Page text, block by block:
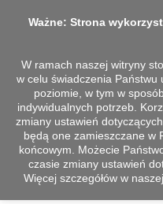
Koszyk (pusty)
Ważne: Strona
W ramach naszej witryny
w celu świadczenia Państwu
poziomie, w tym w
indywidualnych potrzeb.
zmiany ustawień
będą one zamieszczane w
końcowym. Możecie
czasie zmiany ustawień
Więcej szczegółów w